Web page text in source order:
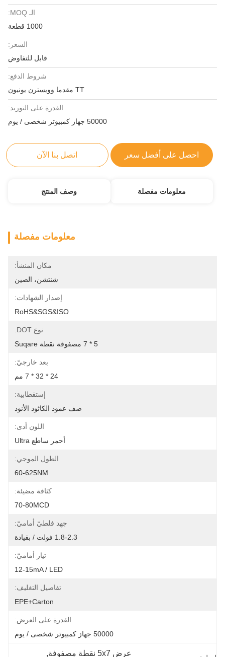
الـ MOQ:
1000 قطعة
السعر:
قابل للتفاوض
شروط الدفع:
TT مقدما وويسترن يونيون
القدرة على التوريد:
50000 جهاز كمبيوتر شخصى / يوم
احصل على أفضل سعر اتصل بنا الآن
معلومات مفصلة وصف المنتج
معلومات مفصلة
مكان المنشأ:
شنتشن، الصين
إصدار الشهادات:
RoHS&SGS&ISO
نوع DOT:
5 * 7 مصفوفة نقطة Suqare
بعد خارجيّ:
24 * 32 * 7 مم
إستقطابية:
صف عمود الكاثود الأنود
اللون أدى:
أحمر ساطع Ultra
الطول الموجي:
60-625NM
كثافة مضيئة:
70-80MCD
جهد فلطيّ أماميّ:
1.8-2.3 فولت / بقيادة
تيار أماميّ:
12-15mA / LED
تفاصيل التغليف:
EPE+carton
القدرة على العرض:
50000 جهاز كمبيوتر شخصى / يوم
عرض 5x7 نقطة مصفوفة ,